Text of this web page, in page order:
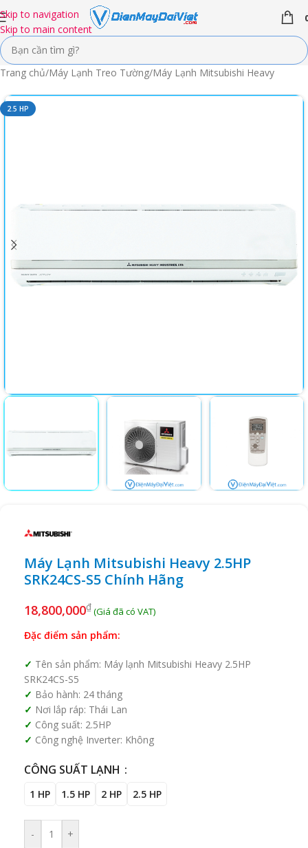
Skip to navigation
Skip to main content
Trang chủ/Máy Lạnh Treo Tường/Máy Lạnh Mitsubishi Heavy
2.5 HP
Máy Lạnh Mitsubishi Heavy 2.5HP
SRK24CS-S5 Chính Hãng
18,800,000₫
Đặc điểm sản phẩm:
Tên sản phẩm: Máy lạnh Mitsubishi Heavy 2.5HP
SRK24CS-S5
Bảo hành: 24 tháng
Nơi lắp ráp: Thái Lan
Công suất: 2.5HP
Công nghệ Inverter: Không
CÔNG SUẤT LẠNH
1 HP 1.5 HP 2 HP 2.5 HP
- +